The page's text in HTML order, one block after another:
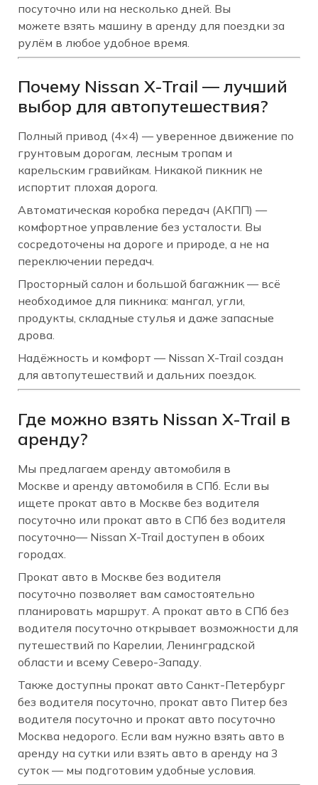
посуточно или на несколько дней. Вы
можете взять машину в аренду для поездки за
рулём в любое удобное время.
Почему Nissan X-Trail — лучший
выбор для автопутешествия?
Полный привод (4×4) — уверенное движение по
грунтовым дорогам, лесным тропам и
карельским гравийкам. Никакой пикник не
испортит плохая дорога.
Автоматическая коробка передач (АКПП) —
комфортное управление без усталости. Вы
сосредоточены на дороге и природе, а не на
переключении передач.
Просторный салон и большой багажник — всё
необходимое для пикника: мангал, угли,
продукты, складные стулья и даже запасные
дрова.
Надёжность и комфорт — Nissan X-Trail создан
для автопутешествий и дальних поездок.
Где можно взять Nissan X-Trail в
аренду?
Мы предлагаем аренду автомобиля в
Москве и аренду автомобиля в СПб. Если вы
ищете прокат авто в Москве без водителя
посуточно или прокат авто в СПб без водителя
посуточно— Nissan X-Trail доступен в обоих
городах.
Прокат авто в Москве без водителя
посуточно позволяет вам самостоятельно
планировать маршрут. А прокат авто в СПб без
водителя посуточно открывает возможности для
путешествий по Карелии, Ленинградской
области и всему Северо-Западу.
Также доступны прокат авто Санкт-Петербург
без водителя посуточно, прокат авто Питер без
водителя посуточно и прокат авто посуточно
Москва недорого. Если вам нужно взять авто в
аренду на сутки или взять авто в аренду на 3
суток — мы подготовим удобные условия.